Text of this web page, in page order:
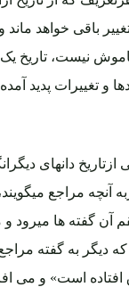
باقی خواهد ماند
نیست، تاریخ
و تغییرات پدید
ازتاریخ دانهای
مراجع میگویند،
آن گفته ها میرود و
ديگر به گفته
افتاده است» و می